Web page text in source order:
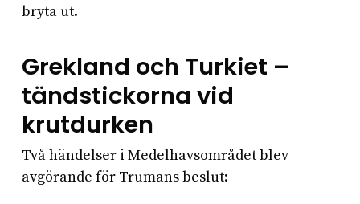
bryta ut.
Grekland och Turkiet –
tändstickorna vid
krutdurken
Två händelser i Medelhavsområdet blev
avgörande för Trumans beslut: